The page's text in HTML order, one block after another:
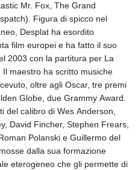
Mr. Fox, The Grand
Figura di spicco nel
Desplat ha esordito
film europei e ha fatto il suo
2003 con la partitura per La
maestro ha scritto musiche
oltre agli Oscar, tre premi
Globe, due Grammy Award.
del calibro di Wes Anderson,
David Fincher, Stephen Frears,
Polanski e Guillermo del
dalla sua formazione
eterogeneo che gli permette di